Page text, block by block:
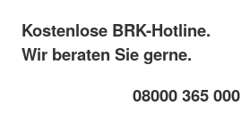
Kostenlose BRK-Hotline.
Wir beraten Sie gerne.
08000 365 000